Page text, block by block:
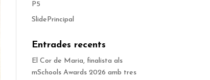
P5
SlidePrincipal
Entrades recents
El Cor de Maria, finalista als
mSchools Awards 2026 amb tres